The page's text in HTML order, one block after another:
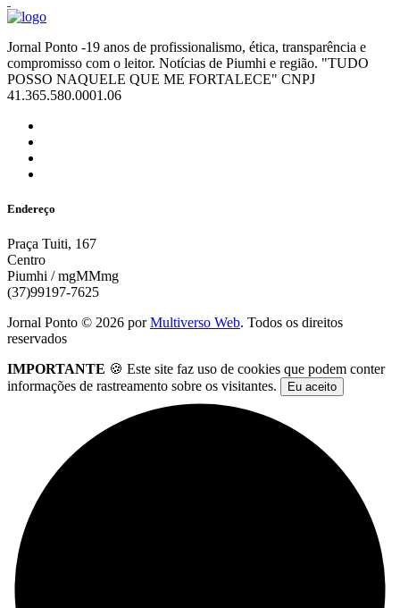
Jornal Ponto -19 anos de profissionalismo, ética, transparência e
compromisso com o leitor. Notícias de Piumhi e região. "TUDO
POSSO NAQUELE QUE ME FORTALECE" CNPJ
41.365.580.0001.06
Endereço
Praça Tuiti, 167
Centro
Piumhi / mgMMmg
(37)99197-7625
Jornal Ponto © 2026 porMultiverso Web. Todos os direitos
reservados
IMPORTANTE 🍪 Este site faz uso de cookies que podem conter
informações de rastreamento sobre os visitantes.
Eu aceito